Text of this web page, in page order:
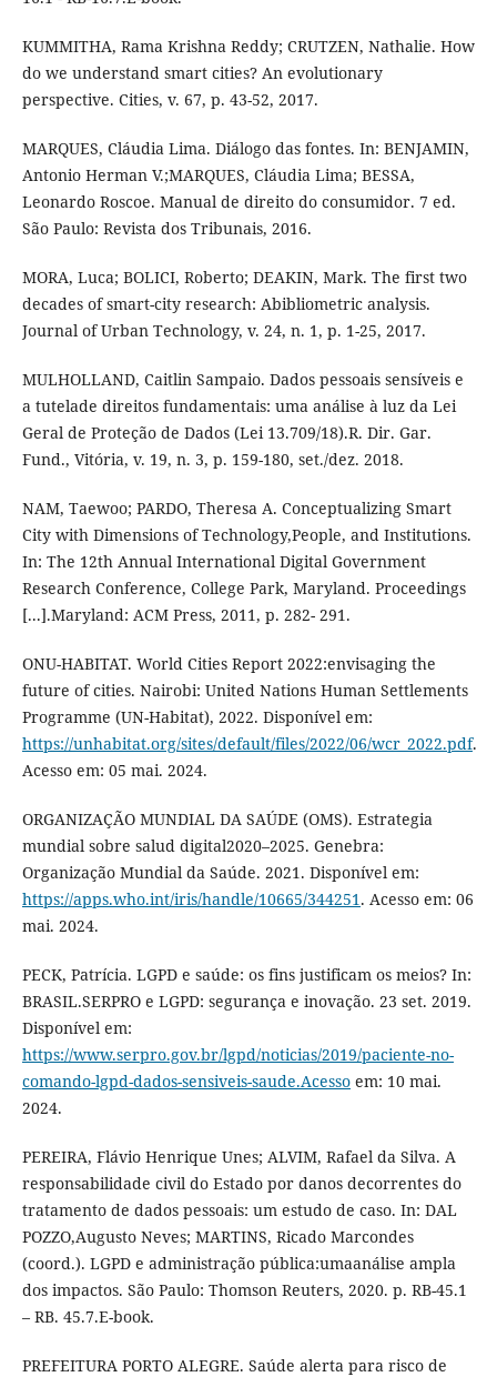
KUMMITHA, Rama Krishna Reddy; CRUTZEN, Nathalie. How
do we understand smart cities? An evolutionary
perspective. Cities, v. 67, p. 43-52, 2017.
MARQUES, Cláudia Lima. Diálogo das fontes. In: BENJAMIN,
Antonio Herman V.;MARQUES, Cláudia Lima; BESSA,
Leonardo Roscoe. Manual de direito do consumidor. 7 ed.
São Paulo: Revista dos Tribunais, 2016.
MORA, Luca; BOLICI, Roberto; DEAKIN, Mark. The first two
decades of smart-city research: Abibliometric analysis.
Journal of Urban Technology, v. 24, n. 1, p. 1-25, 2017.
MULHOLLAND, Caitlin Sampaio. Dados pessoais sensíveis e
a tutelade direitos fundamentais: uma análise à luz da Lei
Geral de Proteção de Dados (Lei 13.709/18).R. Dir. Gar.
Fund., Vitória, v. 19, n. 3, p. 159-180, set./dez. 2018.
NAM, Taewoo; PARDO, Theresa A. Conceptualizing Smart
City with Dimensions of Technology,People, and Institutions.
In: The 12th Annual International Digital Government
Research Conference, College Park, Maryland. Proceedings
[...].Maryland: ACM Press, 2011, p. 282- 291.
ONU-HABITAT. World Cities Report 2022:envisaging the
future of cities. Nairobi: United Nations Human Settlements
Programme (UN-Habitat), 2022. Disponível em:
https://unhabitat.org/sites/default/files/2022/06/wcr_2022.pdf.
Acesso em: 05 mai. 2024.
ORGANIZAÇÃO MUNDIAL DA SAÚDE (OMS). Estrategia
mundial sobre salud digital2020–2025. Genebra:
Organização Mundial da Saúde. 2021. Disponível em:
https://apps.who.int/iris/handle/10665/344251. Acesso em: 06
mai. 2024.
PECK, Patrícia. LGPD e saúde: os fins justificam os meios? In:
BRASIL.SERPRO e LGPD: segurança e inovação. 23 set. 2019.
Disponível em:
https://www.serpro.gov.br/lgpd/noticias/2019/paciente-no-
comando-lgpd-dados-sensiveis-saude.Acessoem: 10 mai.
2024.
PEREIRA, Flávio Henrique Unes; ALVIM, Rafael da Silva. A
responsabilidade civil do Estado por danos decorrentes do
tratamento de dados pessoais: um estudo de caso. In: DAL
POZZO,Augusto Neves; MARTINS, Ricado Marcondes
(coord.). LGPD e administração pública:umaanálise ampla
dos impactos. São Paulo: Thomson Reuters, 2020. p. RB-45.1
– RB. 45.7.E-book.
PREFEITURA PORTO ALEGRE. Saúde alerta para risco de